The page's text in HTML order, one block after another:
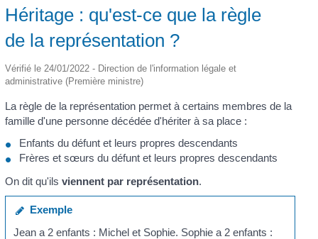
Héritage : qu'est-ce que la règle
de la représentation ?
Vérifié le 24/01/2022 - Direction de l'information légale et
administrative (Première ministre)
La règle de la représentation permet à certains membres de la
famille d'une personne décédée d'hériter à sa place :
Enfants du défunt et leurs propres descendants
Frères et sœurs du défunt et leurs propres descendants
On dit qu'ils viennent par représentation.
Exemple
Jean a 2 enfants : Michel et Sophie. Sophie a 2 enfants :